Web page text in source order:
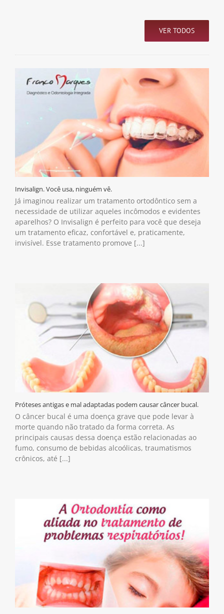
VER TODOS
Invisalign. Você usa, ninguém vê.
Já imaginou realizar um tratamento ortodôntico sem a
necessidade de utilizar aqueles incômodos e evidentes
aparelhos? O Invisalign é perfeito para você que deseja
um tratamento eficaz, confortável e, praticamente,
invisível. Esse tratamento promove [...]
Próteses antigas e mal adaptadas podem causar câncer bucal.
O câncer bucal é uma doença grave que pode levar à
morte quando não tratado da forma correta. As
principais causas dessa doença estão relacionadas ao
fumo, consumo de bebidas alcoólicas, traumatismos
crônicos, até [...]